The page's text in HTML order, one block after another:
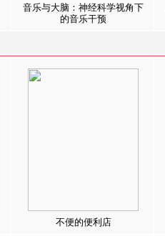
音乐与大脑：神经科学视角下
的音乐干预
不便的便利店